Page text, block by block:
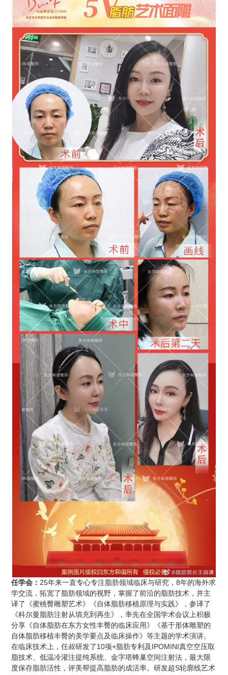
任学会 ： 25年来一直专心专注脂肪领域临床与研究，8年的海外求
学交流，拓宽了脂肪领域的视野，掌握了前沿的脂肪技术，并主
译了《蜜桃臀雕塑艺术》《自体脂肪移植原理与实践》，参译了
《科尔曼脂肪注射从填充到再生》，率先在全国学术会议上积极
分享《自体脂肪在东方女性丰臀的临床应用》《基于形体雕塑的
自体脂肪移植丰臀的美学要点及临床操作》等主题的学术演讲。
在临床技术上，任叔研发了10项+脂肪专利及IPOMINI真空空压取
脂技术、低温冷灌注提纯系统、金字塔蜂巢空间注射法，最大限
度保存脂肪活性，评美帮提高脂肪的成活率。研发超S轮廓线艺术